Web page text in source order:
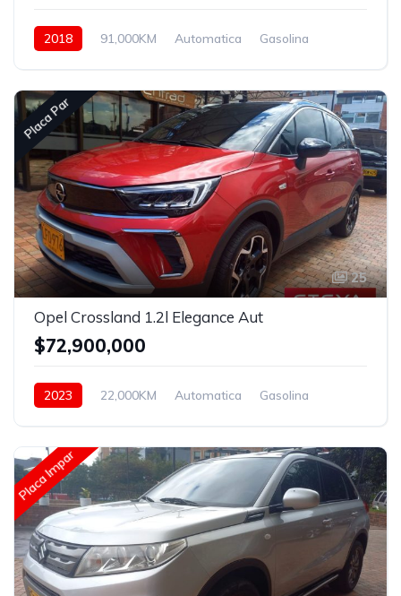
2018 91,000KM Automatica
Gasolina
Placa Par
25
Opel Crossland 1.2l Elegance Aut
$72,900,000
2023 22,000KM Automatica
Gasolina
Placa Impar